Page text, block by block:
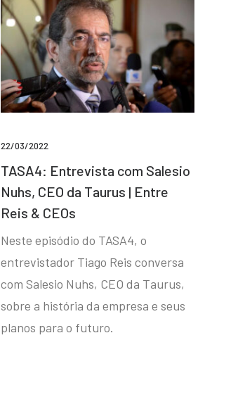
22/03/2022
TASA4: Entrevista com Salesio
Nuhs, CEO da Taurus | Entre
Reis & CEOs
Neste episódio do TASA4, o
entrevistador Tiago Reis conversa
com Salesio Nuhs, CEO da Taurus,
sobre a história da empresa e seus
planos para o futuro.